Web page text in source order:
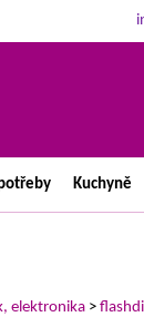
Kuchyně
elektronika >